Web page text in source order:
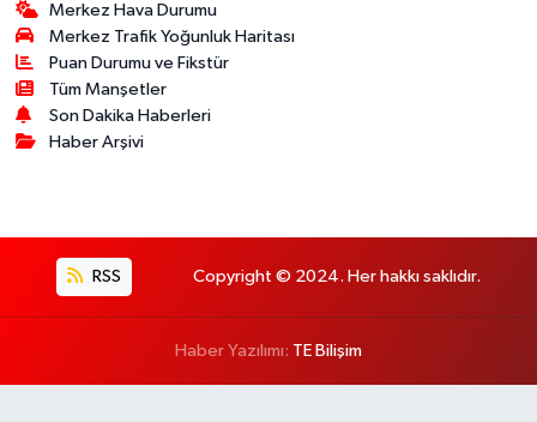
Merkez Hava Durumu
Merkez Trafik Yoğunluk Haritası
Puan Durumu ve Fikstür
Tüm Manşetler
Son Dakika Haberleri
Haber Arşivi
RSS Copyright © 2024. Her hakkı saklıdır.
Haber Yazılımı: TE Bilişim